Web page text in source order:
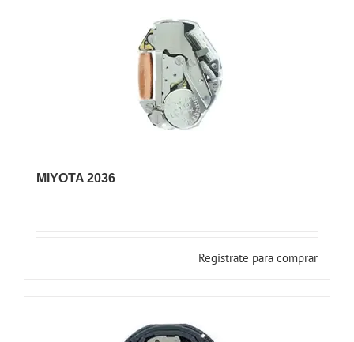
MIYOTA 2036
Registrate para comprar